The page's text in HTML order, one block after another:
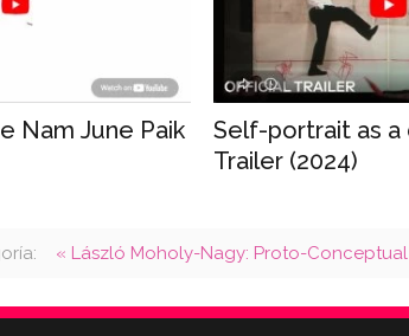
Nam June Paik
Self-portrait as
Trailer (2024)
« László Moholy-Nagy: Proto-